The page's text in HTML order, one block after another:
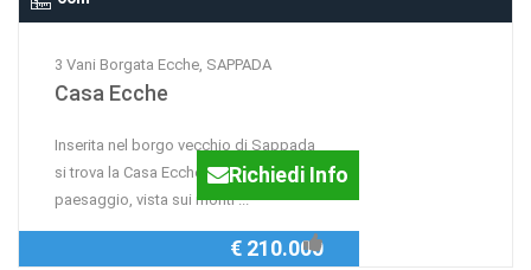
3 Vani Borgata Ecche, SAPPADA
Casa Ecche
Inserita nel borgo vecchio di Sappada
si trova la Casa Ecche. Splendido
paesaggio, vista sui monti ...
Richiedi Info
€ 210.000